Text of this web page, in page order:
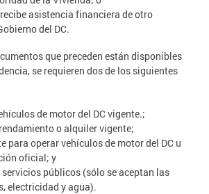
asistencia financiera de otro
del DC.
que preceden están disponibles
se requieren dos de los siguientes
de motor del DC vigente.;
o alquiler vigente;
para operar vehículos de motor del DC u
oficial; y
públicos (sólo se aceptan las
electricidad y agua).